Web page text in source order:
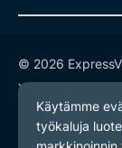
© 2026
Palveluehdot
Evästeasetukset